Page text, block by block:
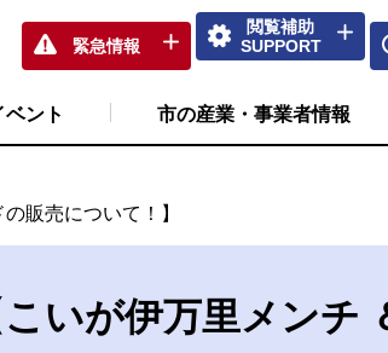
緊急情報
閲覧補助
SUPPORT
ント 市の産業・事業者情報
販売について！】
いが伊万里メンチ